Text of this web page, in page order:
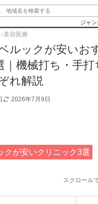
ジャ
>美容医療
ルックが安いお
｜機械打ち・手打
れ解説
2026年7月9日
クが安いクリニック3選
スクロー